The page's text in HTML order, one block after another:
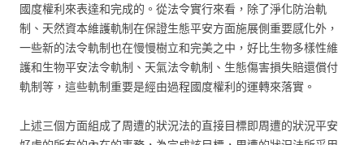
國度權利來表達和完成的。從法令實行來看，除了淨化防治軌
制、天然資本維護軌制在保證生態平安方面施展側重要感化外，
一些新的法令軌制也在慢慢樹立和完美之中，好比生物多樣性維
護和生物平安法令軌制、天氣法令軌制、生態傷害損失賠還償付
軌制等，這些軌制重要是經由過程國度權利的運轉來落實。
上述三個方面組成了周遭的狀況法的直接目標即周遭的狀況平安